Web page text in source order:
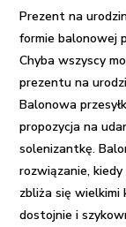
w
pudełku
Prezent na
formie balonowej
Chyba wszyscy
prezentu na
Balonowa
propozycja na
solenizantkę.
rozwiązanie,
zbliża się wielkimi
dostojnie i